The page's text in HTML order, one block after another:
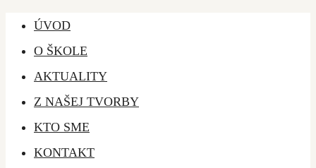
ÚVOD
O ŠKOLE
AKTUALITY
Z NAŠEJ TVORBY
KTO SME
KONTAKT